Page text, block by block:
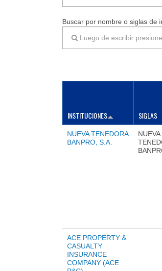
Buscar por nombre o siglas de
INSTITUCIONES SIGLAS
NUEVA TENEDORA
BANPRO, S.A.
NUEVA
ACE PROPERTY &
CASUALTY
INSURANCE
COMPANY (ACE